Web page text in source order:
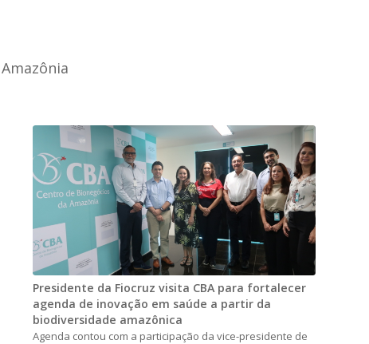
Presidente da Fiocruz visita CBA para fortalecer
agenda de inovação em saúde a partir da
biodiversidade amazônica
Agenda contou com a participação da vice-presidente de